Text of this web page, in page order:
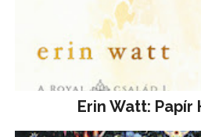
Erin Watt: Papír